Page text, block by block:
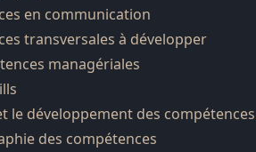
en communication
transversales à développer
managériales
le développement des compétences
des compétences